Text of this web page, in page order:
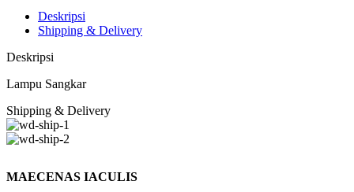
Deskripsi
Shipping & Delivery
Deskripsi
Lampu Sangkar
Shipping & Delivery
MAECENAS IACULIS